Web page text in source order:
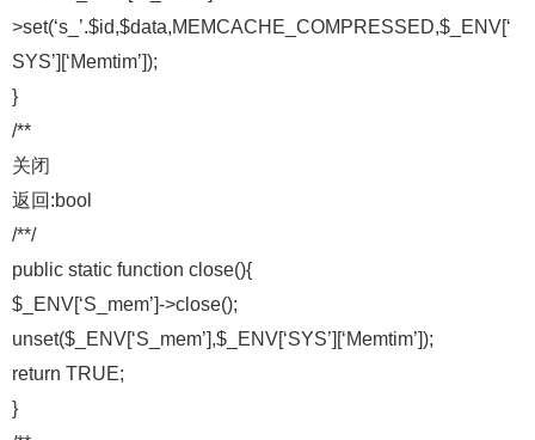
>set(‘s_’.$id,$data,MEMCACHE_COMPRESSED,$_ENV[‘
SYS’][‘Memtim’]);
}
/**
关闭
返回:bool
/**/
public static function close(){
$_ENV[‘S_mem’]->close();
unset($_ENV[‘S_mem’],$_ENV[‘SYS’][‘Memtim’]);
return TRUE;
}